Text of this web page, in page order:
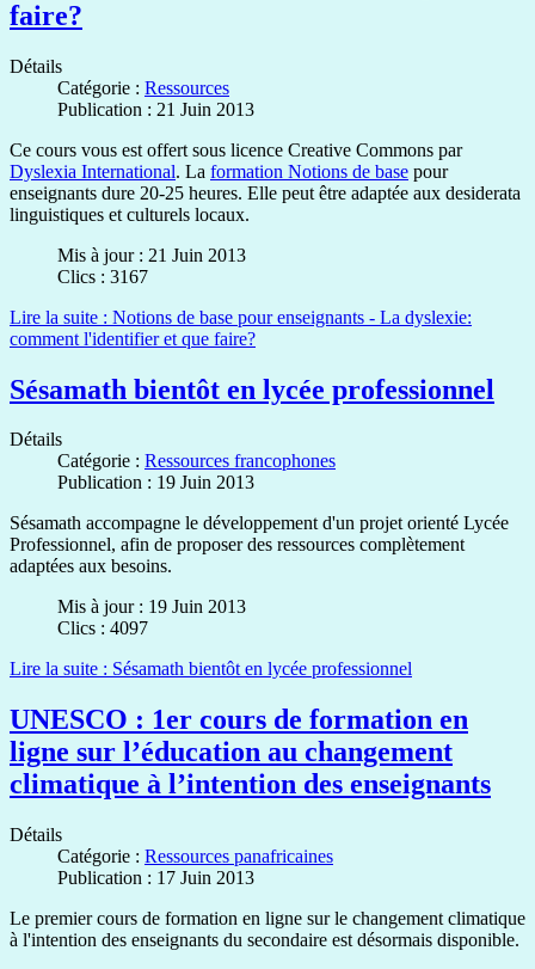
faire?
Détails
Catégorie : Ressources
Publication : 21 Juin 2013
Ce cours vous est offert sous licence Creative Commons par
Dyslexia International. La formation Notions de base pour
enseignants dure 20-25 heures. Elle peut être adaptée aux desiderata
linguistiques et culturels locaux.
Mis à jour : 21 Juin 2013
Clics : 3167
Lire la suite : Notions de base pour enseignants - La dyslexie:
comment l'identifier et que faire?
Sésamath bientôt en lycée professionnel
Détails
Catégorie : Ressources francophones
Publication : 19 Juin 2013
Sésamath accompagne le développement d'un projet orienté Lycée
Professionnel, afin de proposer des ressources complètement
adaptées aux besoins.
Mis à jour : 19 Juin 2013
Clics : 4097
Lire la suite : Sésamath bientôt en lycée professionnel
UNESCO : 1er cours de formation en
ligne sur l’éducation au changement
climatique à l’intention des enseignants
Détails
Catégorie : Ressources panafricaines
Publication : 17 Juin 2013
Le premier cours de formation en ligne sur le changement climatique
à l'intention des enseignants du secondaire est désormais disponible.